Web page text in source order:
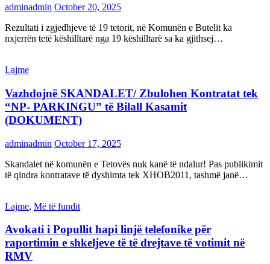
adminadmin October 20, 2025
Rezultati i zgjedhjeve të 19 tetorit, në Komunën e Butelit ka
nxjerrën tetë këshilltarë nga 19 këshilltarë sa ka gjithsej…
Lajme
Vazhdojnë SKANDALET/ Zbulohen Kontratat tek
“NP- PARKINGU” të Bilall Kasamit
(DOKUMENT)
adminadmin October 17, 2025
Skandalet në komunën e Tetovës nuk kanë të ndalur! Pas publikimit
të qindra kontratave të dyshimta tek XHOB2011, tashmë janë…
Lajme, Më të fundit
Avokati i Popullit hapi linjë telefonike për
raportimin e shkeljeve të të drejtave të votimit në
RMV